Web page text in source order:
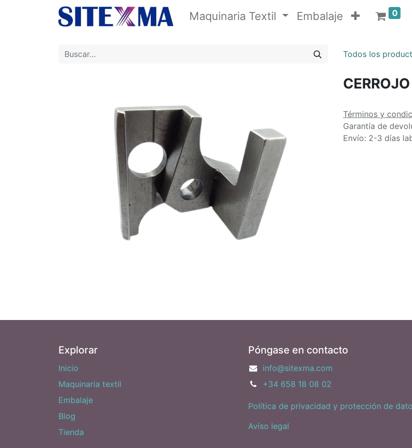
Maquinaria Textil Embalaje 0
Todos los
Términos y
Garantía de
Envío: 2-3 días
Explorar
Inicio
Maquinaria textil
Embalaje
Blog
Tienda
Póngase en contacto
info@sitexma.com
+34 658 18 08 02
Política de privacidad y protección de
Aviso legal